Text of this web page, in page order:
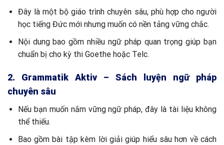
Đây là một bộ giáo trình chuyên sâu, phù hợp cho người
học tiếng Đức mới nhưng muốn có nền tảng vững chắc.
Nội dung bao gồm nhiều ngữ pháp quan trọng giúp bạn
chuẩn bị cho kỳ thi Goethe hoặc Telc.
2. Grammatik Aktiv – Sách luyện ngữ pháp
chuyên sâu
Nếu bạn muốn nắm vững ngữ pháp, đây là tài liệu không
thể thiếu.
Bao gồm bài tập kèm lời giải giúp hiểu sâu hơn về cách